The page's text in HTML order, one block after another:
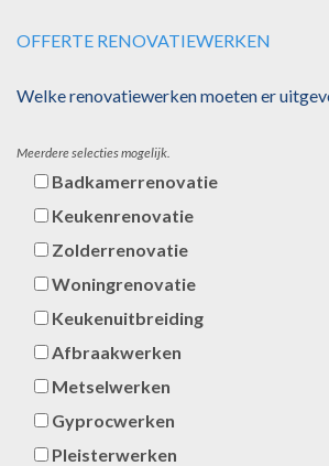
OFFERTE RENOVATIEWERKEN
Welke renovatiewerken moeten er
Meerdere selecties mogelijk.
Badkamerrenovatie
Keukenrenovatie
Zolderrenovatie
Woningrenovatie
Keukenuitbreiding
Afbraakwerken
Metselwerken
Gyprocwerken
Pleisterwerken